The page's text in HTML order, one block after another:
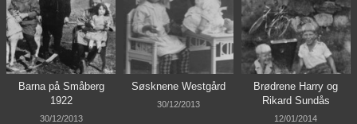
Barna på Småberg
1922
30/12/2013
Søsknene Westgård
30/12/2013
Brødrene Harry og
Rikard Sundås
12/01/2014